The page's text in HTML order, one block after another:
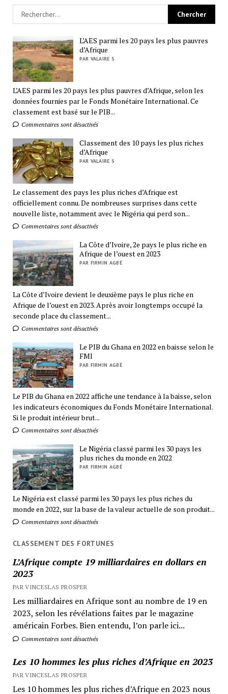
L’AES parmi les 20 pays les plus pauvres
d’Afrique
PAR VALAIRE S
L’AES parmi les 20 pays les plus pauvres d’Afrique, selon les
données fournies par le Fonds Monétaire International. Ce
classement est basé sur le PIB...
Commentaires sont désactivés
Classement des 10 pays les plus riches
d’Afrique
PAR VALAIRE S
Le classement des pays les plus riches d’Afrique est
officiellement connu. De nombreuses surprises dans cette
nouvelle liste, notamment avec le Nigéria qui perd son...
Commentaires sont désactivés
La Côte d’Ivoire, 2e pays le plus riche en
Afrique de l’ouest en 2023
PAR FIRMIN AGBÉ
La Côte d’Ivoire devient le deuxième pays le plus riche en
Afrique de l’ouest en 2023. Après avoir longtemps occupé la
seconde place du classement...
Commentaires sont désactivés
Le PIB du Ghana en 2022 en baisse selon le
FMI
PAR FIRMIN AGBÉ
Le PIB du Ghana en 2022 affiche une tendance à la baisse, selon
les indicateurs économiques du Fonds Monétaire International.
Si le produit intérieur brut...
Commentaires sont désactivés
Le Nigéria classé parmi les 30 pays les
plus riches du monde en 2022
PAR FIRMIN AGBÉ
Le Nigéria est classé parmi les 30 pays les plus riches du
monde en 2022, sur la base de la valeur actuelle de son produit...
Commentaires sont désactivés
CLASSEMENT DES FORTUNES
L’Afrique compte 19 milliardaires en dollars en
2023
PAR VINCESLAS PROSPER
Les milliardaires en Afrique sont au nombre de 19 en
2023, selon les révélations faites par le magazine
américain Forbes. Bien entendu, l’on parle ici...
Commentaires sont désactivés
Les 10 hommes les plus riches d’Afrique en 2023
PAR VINCESLAS PROSPER
Les 10 hommes les plus riches d’Afrique en 2023 nous